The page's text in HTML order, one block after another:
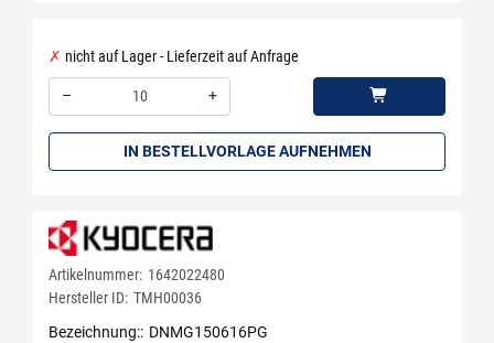
nicht auf Lager - Lieferzeit auf Anfrage
–
+
IN BESTELLVORLAGE AUFNEHMEN
Artikelnummer: 1642022480
Hersteller ID: TMH00036
Bezeichnung: DNMG150616PG